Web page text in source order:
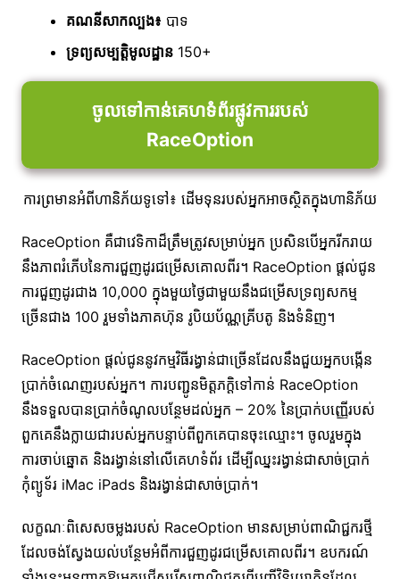
គណនីសាកល្បង៖ បាទ
ទ្រព្យសម្បត្តិមូលដ្ឋាន150+
ចូលទៅកាន់គេហទំព័រផ្លូវការរបស់
RaceOption
ការព្រមានអំពីហានិភ័យទូទៅ៖ ដើមទុនរបស់អ្នកអាចស្ថិតក្នុងហានិភ័យ
RaceOption គឺជាវេទិកាដ៏ត្រឹមត្រូវសម្រាប់អ្នក ប្រសិនបើអ្នករីករាយ
នឹងភាពរំភើបនៃការជួញដូរជម្រើសគោលពីរ។ RaceOption ផ្តល់ជូន
ការជួញដូរជាង 10,000 ក្នុងមួយថ្ងៃជាមួយនឹងជម្រើសទ្រព្យសកម្ម
ច្រើនជាង 100 រួមទាំងភាគហ៊ុន រូបិយប័ណ្ណគ្រីបតូ និងទំនិញ។
RaceOption ផ្តល់ជូននូវកម្មវិធីរង្វាន់ជាច្រើនដែលនឹងជួយអ្នកបង្កើន
ប្រាក់ចំណេញរបស់អ្នក។ ការបញ្ជូនមិត្តភក្តិទៅកាន់ RaceOption
នឹងទទួលបានប្រាក់ចំណូលបន្ថែមដល់អ្នក – 20% នៃប្រាក់បញ្ញើរបស់
ពួកគេនឹងក្លាយជារបស់អ្នកបន្ទាប់ពីពួកគេបានចុះឈ្មោះ។ ចូលរួមក្នុង
ការចាប់ឆ្នោត និងរង្វាន់នៅលើគេហទំព័រ ដើម្បីឈ្នះរង្វាន់ជាសាច់ប្រាក់
កុំព្យូទ័រ iMac iPads និងរង្វាន់ជាសាច់ប្រាក់។
លក្ខណៈពិសេសចម្លងរបស់ RaceOption មានសម្រាប់ពាណិជ្ជករថ្មី
ដែលចង់ស្វែងយល់បន្ថែមអំពីការជួញដូរជម្រើសគោលពីរ។ ឧបករណ៍